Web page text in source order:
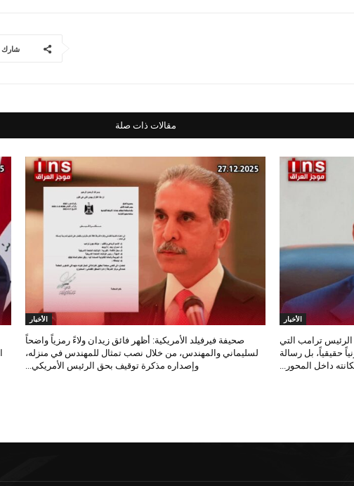
شارك
مقالات ذات صلة
الأخبار
ترامب التي
حقيقياً، بل رسالة
داخل المحور...
الأخبار
صحيفة فيرفيلد الأمريكية: أظهر فائق زيدان ولاءً رمزياً واضحاً
لسليماني والمهندس، من خلال نصب تمثال للمهندس في منزله،
وإصداره مذكرة توقيف بحق الرئيس الأمريكي...